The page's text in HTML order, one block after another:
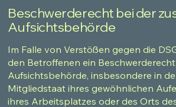
Beschwerderecht bei der
Aufsichtsbehörde
Im Falle von Verstößen gegen die
den Betroffenen ein
Aufsichtsbehörde, insbesondere in
Mitgliedstaat ihres gewöhnlichen
ihres Arbeitsplatzes oder des Orts